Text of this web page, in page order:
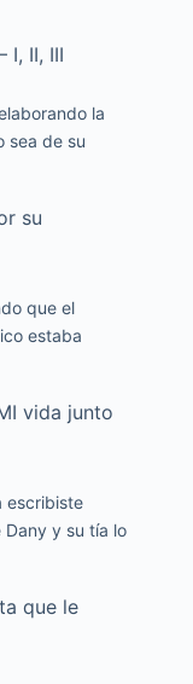
I, II, III
la
sea de su
su
que el
estaba
vida junto
escribiste
y su tía lo
que le